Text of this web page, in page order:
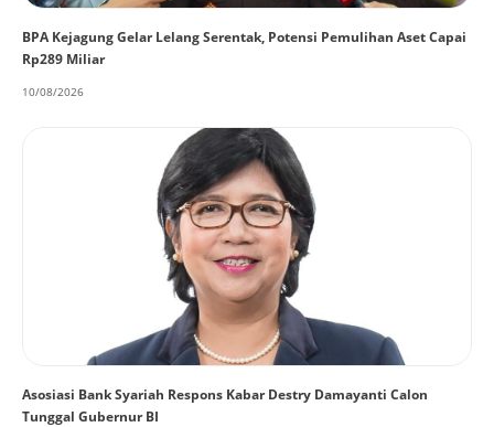
BPA Kejagung Gelar Lelang Serentak, Potensi Pemulihan Aset Capai
Rp289 Miliar
10/08/2026
Asosiasi Bank Syariah Respons Kabar Destry Damayanti Calon
Tunggal Gubernur BI